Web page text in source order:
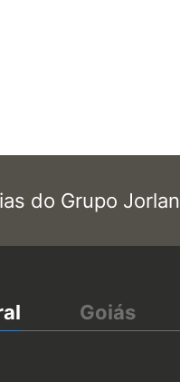
do Grupo Jorlan
Goiás